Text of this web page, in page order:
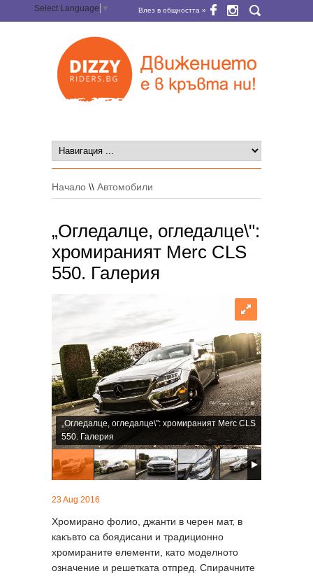
Select Language ▼ Влез в общността »
Начало \\ Автомобили
„Огледалце, огледалце\":
хромираният Merc CLS
550. Галерия
„Огледалце, огледалце\": хромираният Merc CLS
550. Галерия
23 Aug 2016
Хромирано фолио, джанти в черен мат, в
какъвто са боядисани и традиционно
хромираните елементи, като моделното
означение и решетката отпред. Спирачните